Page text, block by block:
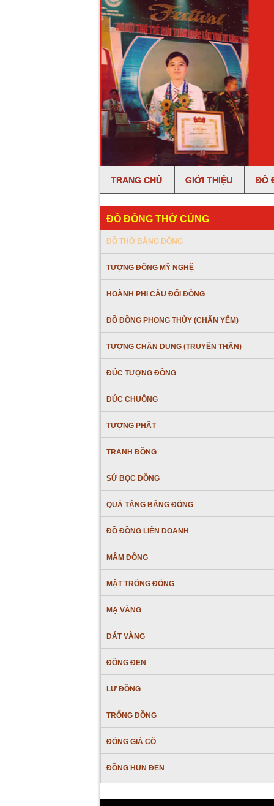
TRANG CHỦ GIỚI THIỆU ĐỒ
ĐỒ ĐỒNG THỜ CÚNG
ĐỒ THỜ BẰNG ĐỒNG
TƯỢNG ĐỒNG MỸ NGHỆ
HOÀNH PHI CÂU ĐỐI ĐỒNG
ĐỒ ĐỒNG PHONG THỦY (CHẤN YỂM)
TƯỢNG CHÂN DUNG (TRUYỀN THẦN)
ĐÚC TƯỢNG ĐỒNG
ĐÚC CHUÔNG
TƯỢNG PHẬT
TRANH ĐỒNG
SỨ BỌC ĐỒNG
QUÀ TẶNG BẰNG ĐỒNG
ĐỒ ĐỒNG LIÊN DOANH
MÂM ĐỒNG
MẶT TRỐNG ĐỒNG
MẠ VÀNG
DÁT VÀNG
ĐÔNG ĐEN
LƯ ĐỒNG
TRỐNG ĐỒNG
ĐỒNG GIẢ CỔ
ĐỒNG HUN ĐEN